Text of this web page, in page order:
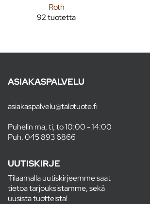
Roth
92 tuotetta
ASIAKASPALVELU
asiakaspalvelu@talotuote.fi
Puhelin ma, ti, to 10:00 - 14:00
Puh.045 893 6866
UUTISKIRJE
Tilaamalla uutiskirjeemme saat
tietoa tarjouksistamme, sekä
uusista tuotteista!